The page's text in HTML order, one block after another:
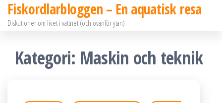
Hoppa
till
innehållet
Fiskordlarbloggen – En aquatisk resa
Diskutioner om livet i vattnet (och ovanför ytan)
Kategori: Maskin och teknik